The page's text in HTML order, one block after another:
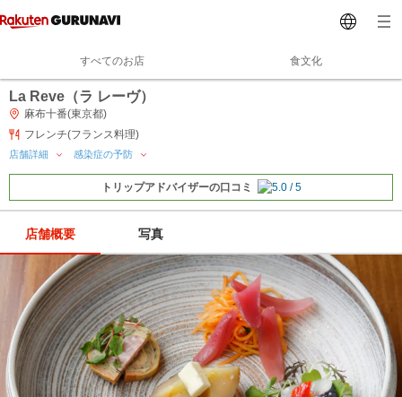
すべてのお店 食文化
La Reve（ラ レーヴ）
麻布十番(東京都)
フレンチ(フランス料理)
店舗詳細 感染症の予防
トリップアドバイザーの口コミ
店舗概要 写真